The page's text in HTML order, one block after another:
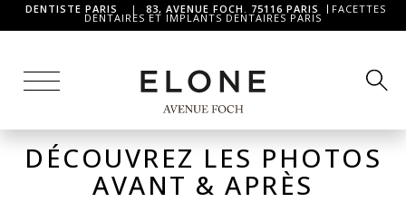
DENTISTE PARIS | 83, AVENUE FOCH. 75116 PARIS FACETTES
DENTAIRES ET IMPLANTS DENTAIRES PARIS
DÉCOUVREZ LES PHOTOS
AVANT & APRÈS